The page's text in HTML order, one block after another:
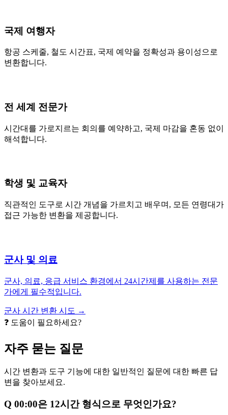
국제 여행자
항공 스케줄, 철도 시간표, 국제 예약을 정확성과 용이성으로
변환합니다.
전 세계 전문가
시간대를 가로지르는 회의를 예약하고, 국제 마감을 혼동 없이
해석합니다.
학생 및 교육자
직관적인 도구로 시간 개념을 가르치고 배우며, 모든 연령대가
접근 가능한 변환을 제공합니다.
군사 및 의료
군사, 의료, 응급 서비스 환경에서 24시간제를 사용하는 전문
가에게 필수적입니다.
군사 시간 변환 시도 →
❓ 도움이 필요하세요?
자주 묻는 질문
시간 변환과 도구 기능에 대한 일반적인 질문에 대한 빠른 답
변을 찾아보세요.
Q 00:00은 12시간 형식으로 무엇인가요?